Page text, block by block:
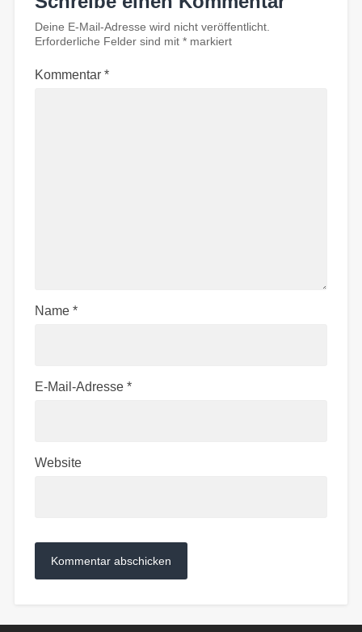
Deine E-Mail-Adresse wird nicht veröffentlicht.
Erforderliche Felder sind mit *markiert
Kommentar *
Name *
E-Mail-Adresse *
Website